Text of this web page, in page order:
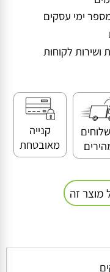
ימי עסקים
לקוחות
קנייה
מאובטחת